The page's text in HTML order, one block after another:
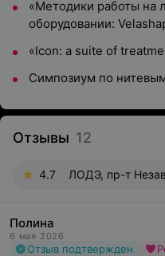
«Методики работы на
оборудовании:
«Icon: a suite of
Симпозиум по
Отзывы 12
4.7 ЛОДЭ, пр-т
Полина
6 мая 2026
Отзыв подтвержден